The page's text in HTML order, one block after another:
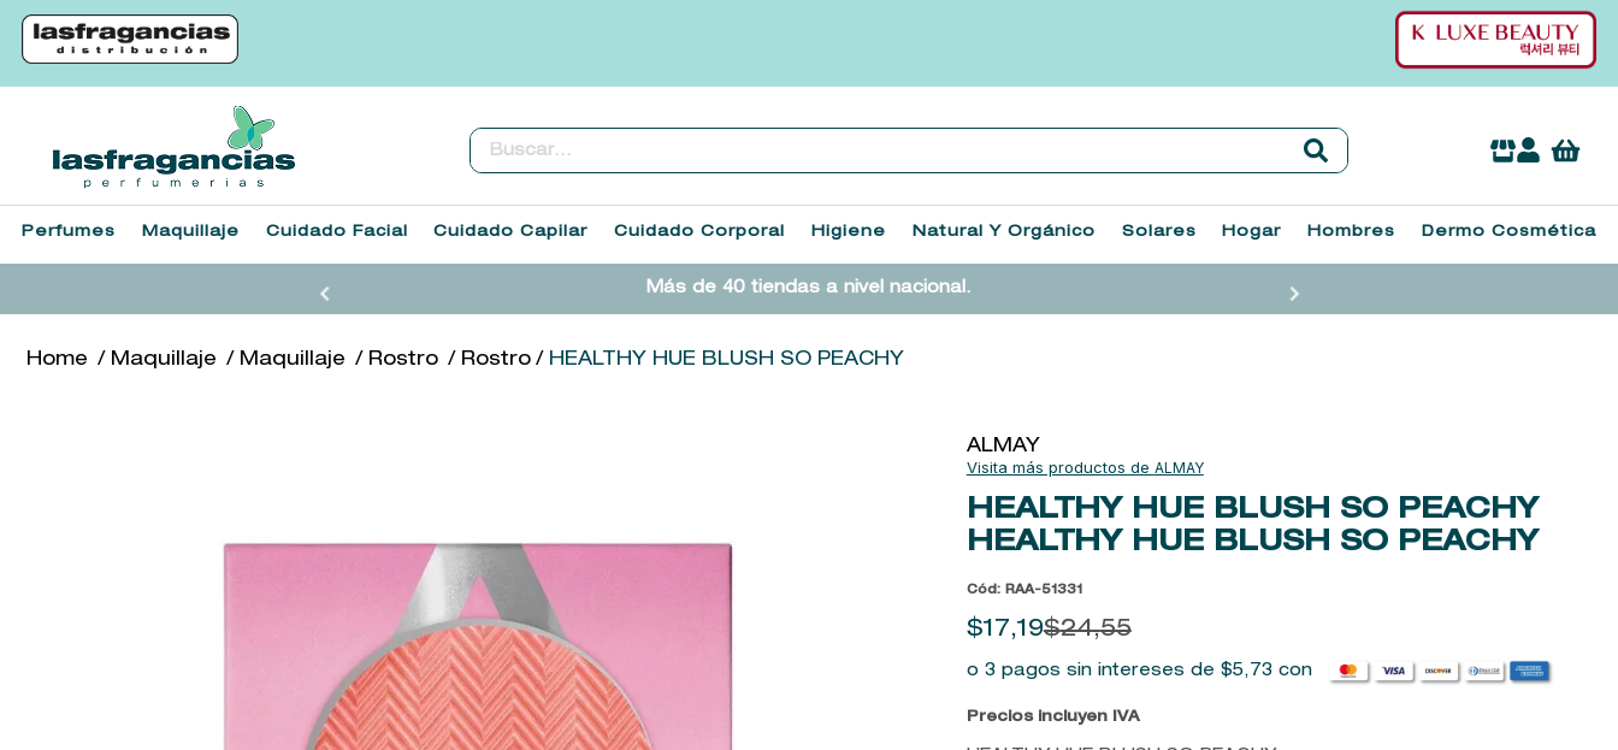
Buscar...
Perfumes Maquillaje Cuidado Facial Cuidado Capilar Cuidado Corporal Higiene Natural Y Orgánico Solares Hogar Hombres Dermo Cosmética
Más de 40 tiendas a nivel nacional.
Maquillaje Maquillaje Rostro Rostro HEALTHY HUE BLUSH SO PEACHY
ALMAY
ALMAY
HEALTHY HUE BLUSH SO PEACHY
HEALTHY HUE BLUSH SO PEACHY
Cód : RAA-51331
$17,19$24,55
o 3 pagos sin intereses de $5, 73con
Precios incluyen IVA
1.
heathcote
sol ipanema
3.
cleanance
4.
giftset